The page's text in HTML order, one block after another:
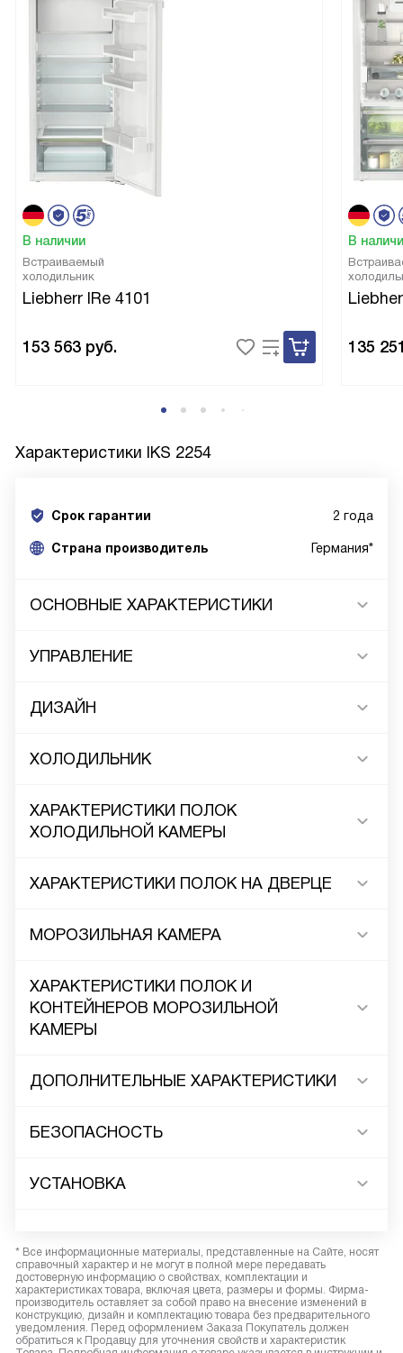
В наличии
Встраиваемый
холодильник
Liebherr IRe 4101
153 563 руб.
В
135
Характеристики IKS 2254
Срок гарантии 2 года
Cтрана производитель Германия*
ОСНОВНЫЕ ХАРАКТЕРИСТИКИ
УПРАВЛЕНИЕ
ДИЗАЙН
ХОЛОДИЛЬНИК
ХАРАКТЕРИСТИКИ ПОЛОК
ХОЛОДИЛЬНОЙ КАМЕРЫ
ХАРАКТЕРИСТИКИ ПОЛОК НА ДВЕРЦЕ
МОРОЗИЛЬНАЯ КАМЕРА
ХАРАКТЕРИСТИКИ ПОЛОК И
КОНТЕЙНЕРОВ МОРОЗИЛЬНОЙ
КАМЕРЫ
ДОПОЛНИТЕЛЬНЫЕ ХАРАКТЕРИСТИКИ
БЕЗОПАСНОСТЬ
УСТАНОВКА
* Все информационные материалы, представленные на Сайте, носят
справочный характер и не могут в полной мере передавать
достоверную информацию о свойствах, комплектации и
характеристиках товара, включая цвета, размеры и формы. Фирма-
производитель оставляет за собой право на внесение изменений в
конструкцию, дизайн и комплектацию товара без предварительного
уведомления. Перед оформлением Заказа Покупатель должен
обратиться к Продавцу для уточнения свойств и характеристик